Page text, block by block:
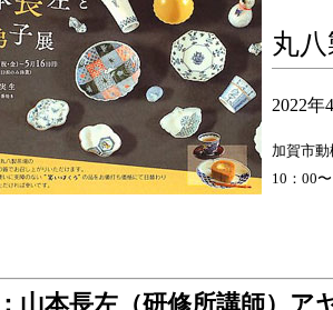
丸
2022年
加賀市
10：00
山本長左（研修所講師）ア